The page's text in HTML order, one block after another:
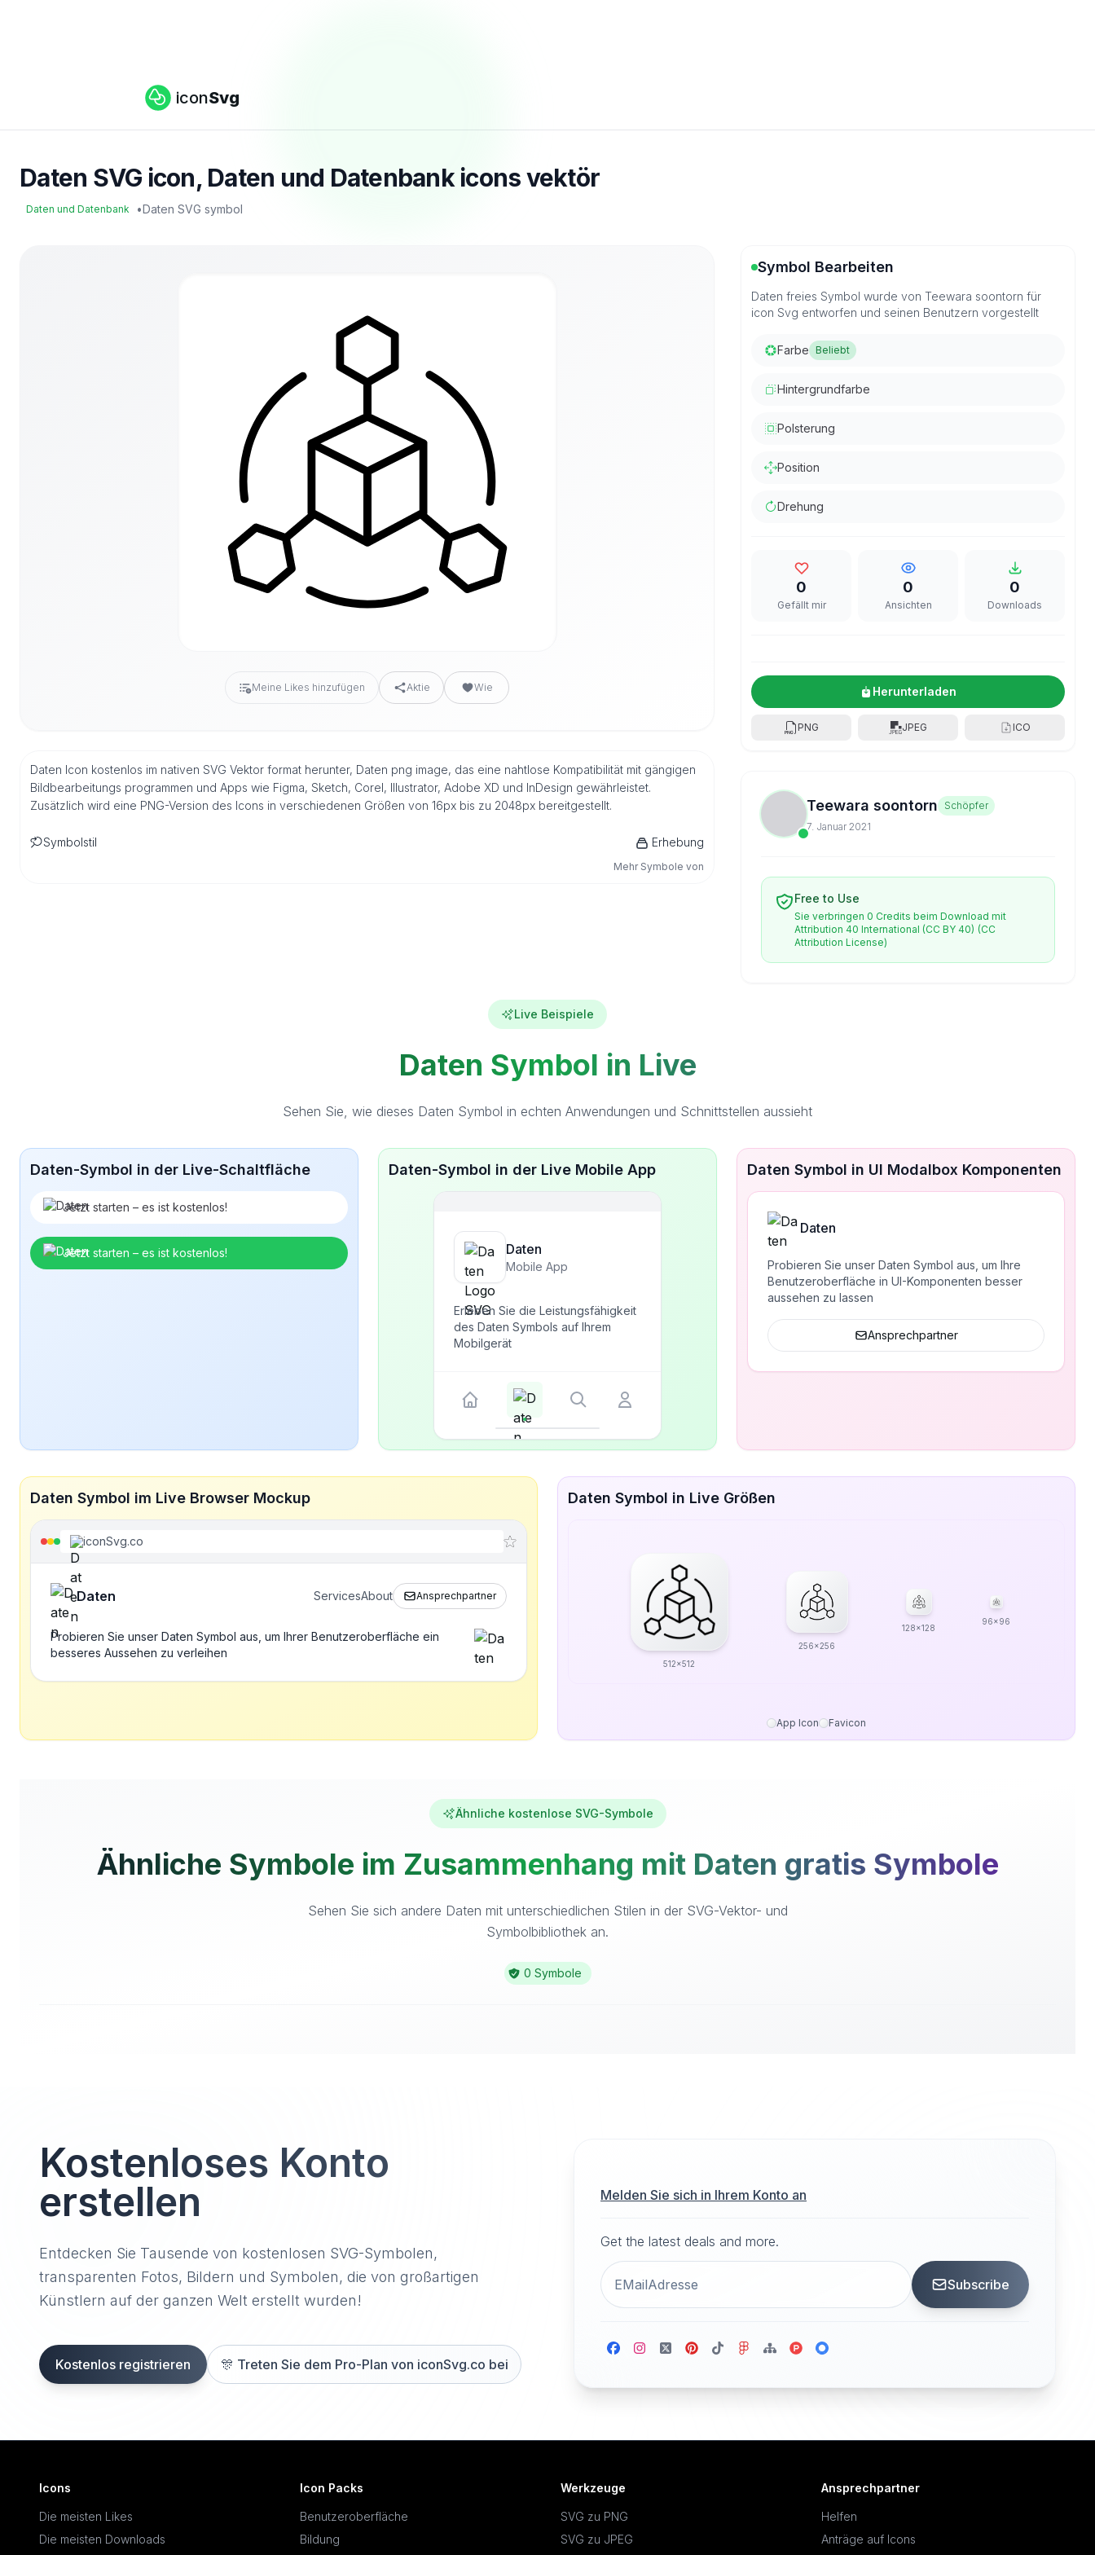
iconSvg
Daten SVG icon, Daten und Datenbank icons vektör
Daten und Datenbank •Daten SVG symbol
Meine Likes hinzufügen Aktie Wie
Daten Icon kostenlos im nativen SVG Vektor format herunter, Daten png image, das eine nahtlose Kompatibilität mit gängigen
Bildbearbeitungs programmen und Apps wie Figma, Sketch, Corel, Illustrator, Adobe XD und InDesign gewährleistet.
Zusätzlich wird eine PNG-Version des Icons in verschiedenen Größen von 16px bis zu 2048px bereitgestellt.
Symbolstil Erhebung
Mehr Symbole von
Symbol Bearbeiten
Daten freies Symbol wurde von Teewara soontorn für
icon Svg entworfen und seinen Benutzern vorgestellt
Farbe Beliebt
Hintergrundfarbe
Polsterung
Position
Drehung
0
Gefällt mir
0
Ansichten
0
Downloads
Herunterladen
PNG JPEG ICO
Teewara soontorn Schöpfer
7. Januar 2021
Free to Use
Sie verbringen 0 Credits beim Download mit
Attribution 40 International (CC BY 40) (CC
Attribution License)
Live Beispiele
Daten Symbol in Live
Sehen Sie, wie dieses Daten Symbol in echten Anwendungen und Schnittstellen aussieht
Daten-Symbol in der Live-Schaltfläche
Jetzt starten – es ist kostenlos!
Jetzt starten – es ist kostenlos!
Daten-Symbol in der Live Mobile App
Daten
Mobile App
Erleben Sie die Leistungsfähigkeit
des Daten Symbols auf Ihrem
Mobilgerät
Daten Symbol in UI Modalbox Komponenten
Daten
Probieren Sie unser Daten Symbol aus, um Ihre
Benutzeroberfläche in UI-Komponenten besser
aussehen zu lassen
Ansprechpartner
Daten Symbol im Live Browser Mockup
iconSvg.co
Daten ServicesAbout Ansprechpartner
Probieren Sie unser Daten Symbol aus, um Ihrer Benutzeroberfläche ein
besseres Aussehen zu verleihen
Daten Symbol in Live Größen
512x512
256x256
128x128
96x96
App Icon Favicon
Ähnliche kostenlose SVG-Symbole
Ähnliche Symbole im Zusammenhang mit Daten gratis Symbole
Sehen Sie sich andere Daten mit unterschiedlichen Stilen in der SVG-Vektor- und
Symbolbibliothek an.
0 Symbole
Kostenloses Konto
erstellen
Entdecken Sie Tausende von kostenlosen SVG-Symbolen,
transparenten Fotos, Bildern und Symbolen, die von großartigen
Künstlern auf der ganzen Welt erstellt wurden!
Kostenlos registrieren 🎊 Treten Sie dem Pro-Plan von iconSvg.co bei
Melden Sie sich in Ihrem Konto an
Get the latest deals and more.
Subscribe
Icons
Die meisten Likes
Die meisten Downloads
Icon Packs
Benutzeroberfläche
Bildung
Werkzeuge
SVG zu PNG
SVG zu JPEG
Ansprechpartner
Helfen
Anträge auf Icons